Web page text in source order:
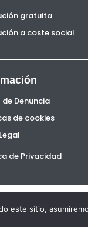
gratuita
a coste social
Denuncia
de cookies
de Privacidad
este sitio,